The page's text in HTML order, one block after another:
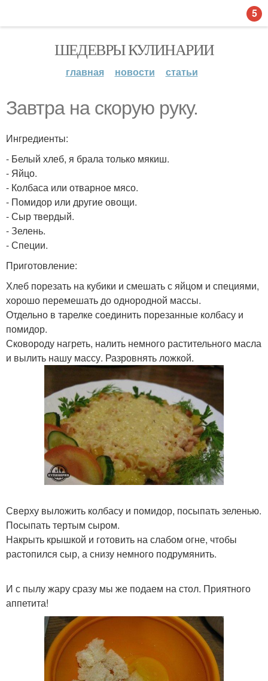
ШЕДЕВРЫ КУЛИНАРИИ
главная новости статьи
Завтра на скорую руку.
Ингредиенты:
- Белый хлеб, я брала только мякиш.
- Яйцо.
- Колбаса или отварное мясо.
- Помидор или другие овощи.
- Сыр твердый.
- Зелень.
- Специи.
Приготовление:
Хлеб порезать на кубики и смешать с яйцом и специями,
хорошо перемешать до однородной массы.
Отдельно в тарелке соединить порезанные колбасу и
помидор.
Сковороду нагреть, налить немного растительного масла
и вылить нашу массу. Разровнять ложкой.
Сверху выложить колбасу и помидор, посыпать зеленью.
Посыпать тертым сыром.
Накрыть крышкой и готовить на слабом огне, чтобы
растопился сыр, а снизу немного подрумянить.
И с пылу жару сразу мы же подаем на стол. Приятного
аппетита!
5